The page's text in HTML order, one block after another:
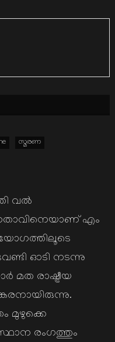
സ്മരണ
വല്‍
എം
ഓടി നടന്നു
മത രാഷ്ട്രീയ
മുഴുക്കെ
രംഗത്തും